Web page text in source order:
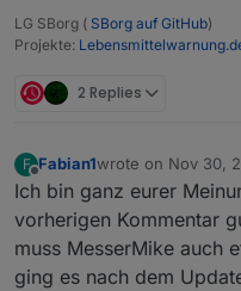
LG SBorg ( SBorg auf GitHub)
Projekte:
2 Replies
F
Offline
Fabian1wrote on Nov 30,
last edited by
Ich bin ganz eurer
vorherigen Kommentar
muss MesserMike auch
ging es nach dem